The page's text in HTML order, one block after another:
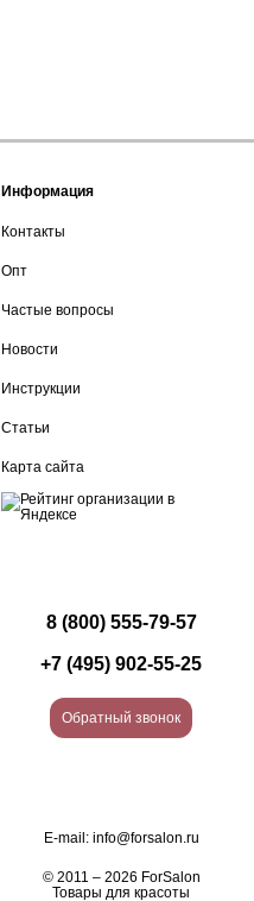
Информация
Контакты
Опт
Частые вопросы
Новости
Инструкции
Статьи
Карта сайта
8 (800) 555-79-57
+7 (495) 902-55-25
Обратный звонок
E-mail: info@forsalon.ru
© 2011 – 2026 ForSalon
Товары для красоты